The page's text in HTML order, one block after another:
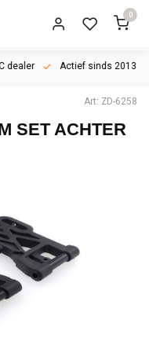
0
Actief sinds 2013
Art: ZD-6258
SET ACHTER